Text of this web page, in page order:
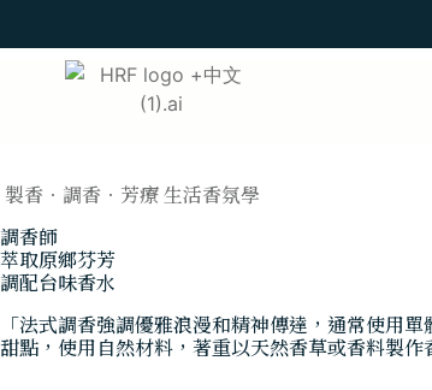
製香．調香．芳療 生活香氛學
調香師
萃取原鄉芬芳
調配台味香水
「法式調香強調優雅浪漫和精神傳達，通常使用
甜點，使用自然材料，著重以天然香草或香料製